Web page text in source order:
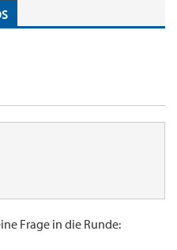
Frage in die Runde: